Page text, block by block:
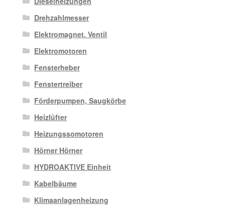
Drehzahlmesser
Elektromagnet. Ventil
Elektromotoren
Fensterheber
Fenstertreiber
Förderpumpen, Saugkörbe
Heizlüfter
Heizungssomotoren
Hörner Hörner
HYDROAKTIVE Einheit
Kabelbäume
Klimaanlagenheizung